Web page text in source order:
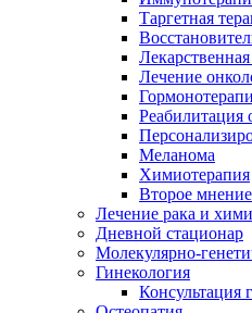
Таргетная
Лечение
Реабилитация
Меланома
Химиотерапия
Второе мнение
Лечение рака и
Дневной стационар
Молекулярно-
Гинекология
Консультация